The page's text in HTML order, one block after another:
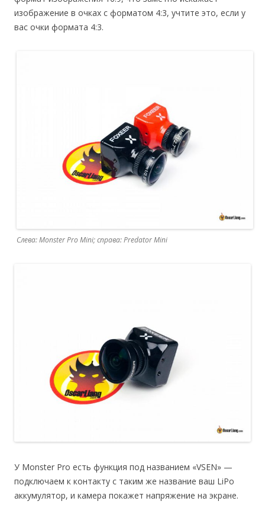
изображение в очках с форматом 4:3, учтите это, если у
вас очки формата 4:3.
Слева: Monster Pro Mini; справа: Predator Mini
У Monster Pro есть функция под названием «VSEN» —
подключаем к контакту с таким же название ваш LiPo
аккумулятор, и камера покажет напряжение на экране.